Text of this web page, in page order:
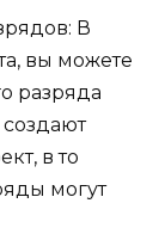
В
вы можете
разряда
в то
могут